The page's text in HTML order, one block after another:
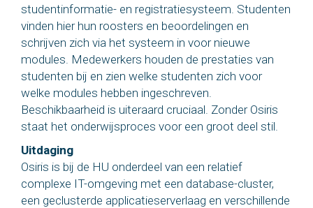
studentinformatie- en registratiesysteem. Studenten
vinden hier hun roosters en beoordelingen en
schrijven zich via het systeem in voor nieuwe
modules. Medewerkers houden de prestaties van
studenten bij en zien welke studenten zich voor
welke modules hebben ingeschreven.
Beschikbaarheid is uiteraard cruciaal. Zonder Osiris
staat het onderwijsproces voor een groot deel stil.
Uitdaging
Osiris is bij de HU onderdeel van een relatief
complexe IT-omgeving met een database-cluster,
een geclusterde applicatieserverlaag en verschillende